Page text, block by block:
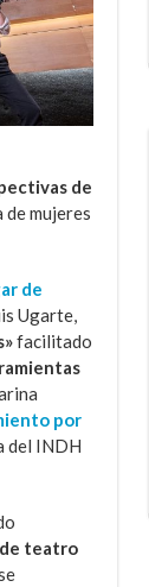
de
mujeres
de
Ugarte,
facilitado
por
del INDH
teatro